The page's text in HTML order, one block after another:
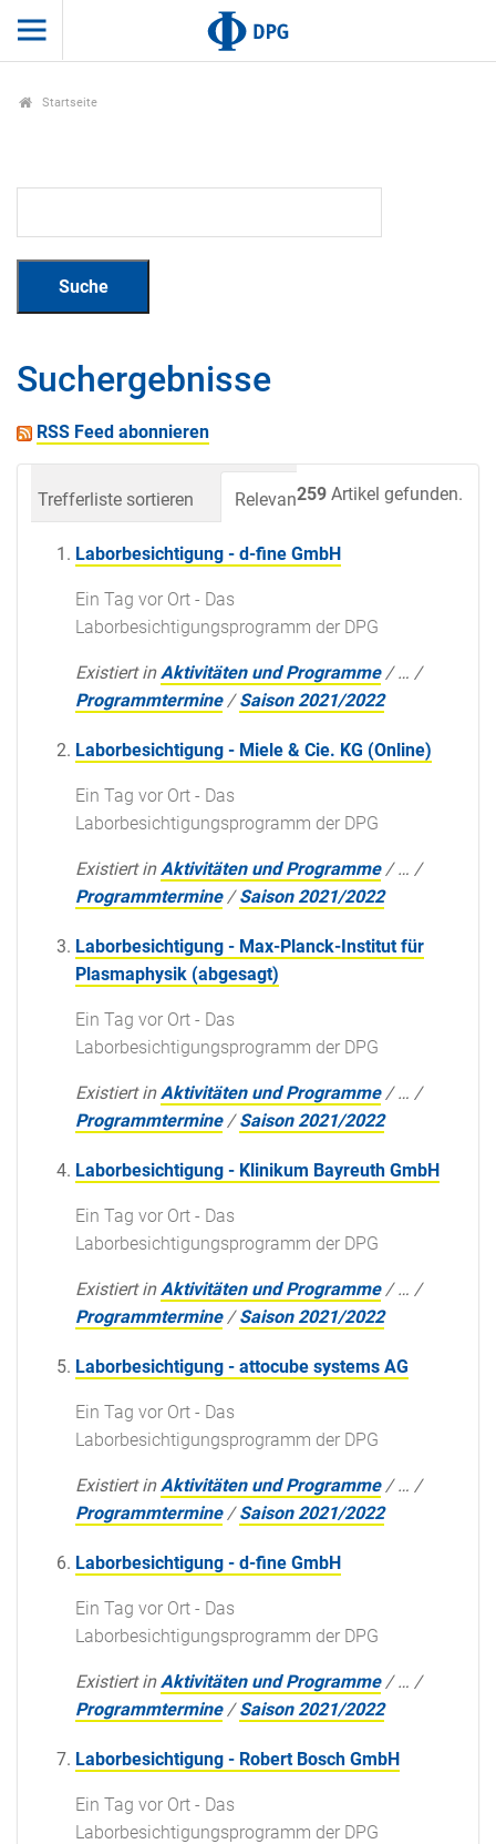
Startseite
Suchergebnisse
RSS Feed abonnieren
259 Artikel gefunden.
Trefferliste sortieren Relevanz Datum
Laborbesichtigung - d-fine GmbH
Ein Tag vor Ort - Das
Laborbesichtigungsprogramm der DPG
Existiert in Aktivitäten und Programme /… /
Programmtermine /Saison 2021/2022
Laborbesichtigung - Miele & Cie. KG (Online)
Ein Tag vor Ort - Das
Laborbesichtigungsprogramm der DPG
Existiert in Aktivitäten und Programme /… /
Programmtermine /Saison 2021/2022
Laborbesichtigung - Max-Planck-Institut für
Plasmaphysik (abgesagt)
Ein Tag vor Ort - Das
Laborbesichtigungsprogramm der DPG
Existiert in Aktivitäten und Programme /… /
Programmtermine /Saison 2021/2022
Laborbesichtigung - Klinikum Bayreuth GmbH
Ein Tag vor Ort - Das
Laborbesichtigungsprogramm der DPG
Existiert in Aktivitäten und Programme /… /
Programmtermine /Saison 2021/2022
Laborbesichtigung - attocube systems AG
Ein Tag vor Ort - Das
Laborbesichtigungsprogramm der DPG
Existiert in Aktivitäten und Programme /… /
Programmtermine /Saison 2021/2022
Laborbesichtigung - d-fine GmbH
Ein Tag vor Ort - Das
Laborbesichtigungsprogramm der DPG
Existiert in Aktivitäten und Programme /… /
Programmtermine /Saison 2021/2022
Laborbesichtigung - Robert Bosch GmbH
Ein Tag vor Ort - Das
Laborbesichtigungsprogramm der DPG